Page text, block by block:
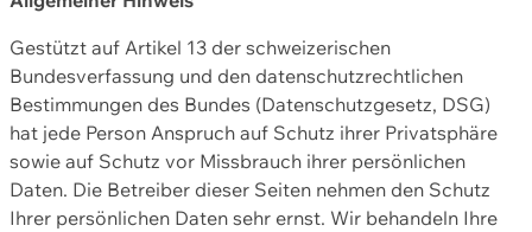
Gestützt auf Artikel 13 der schweizerischen
Bundesverfassung und den datenschutzrechtlichen
Bestimmungen des Bundes (Datenschutzgesetz, DSG)
hat jede Person Anspruch auf Schutz ihrer Privatsphäre
sowie auf Schutz vor Missbrauch ihrer persönlichen
Daten. Die Betreiber dieser Seiten nehmen den Schutz
Ihrer persönlichen Daten sehr ernst. Wir behandeln Ihre